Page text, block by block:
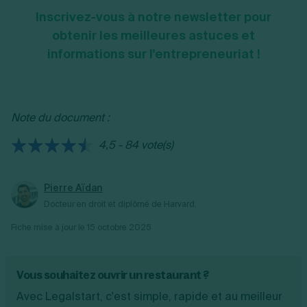
Inscrivez-vous à notre newsletter pour
obtenir les meilleures astuces et
informations sur l'entrepreneuriat !
Note du document :
4,5 - 84 vote(s)
Pierre Aïdan
Vous souhaitez ouvrir un restaurant ?
Avec Legalstart, c'est simple, rapide et au meilleur